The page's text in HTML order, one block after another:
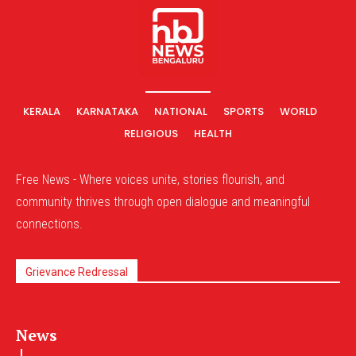
KERALA KARNATAKA NATIONAL SPORTS
WORLD
RELIGIOUS
HEALTH
Free News - Where voices unite, stories flourish, and
community thrives through open dialogue and meaningful
connections.
Grievance Redressal
News